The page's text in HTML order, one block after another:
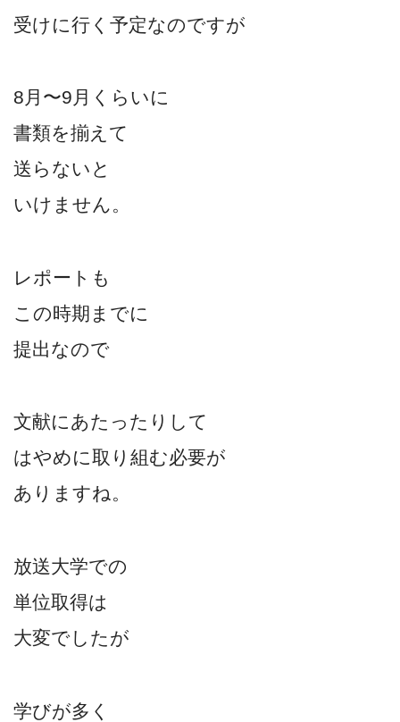
受けに行く予定なのですが
8月〜9月くらいに
書類を揃えて
送らないと
いけません。
レポートも
この時期までに
提出なので
文献にあたったりして
はやめに取り組む必要が
ありますね。
放送大学での
単位取得は
大変でしたが
学びが多く